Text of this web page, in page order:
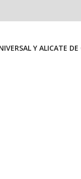
Y ALICATE